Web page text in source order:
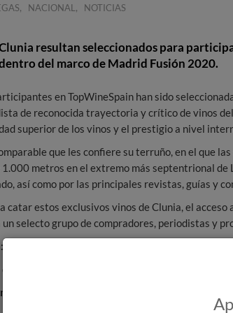
, NACIONAL , NOTICIAS
resultan seleccionados para
del marco de Madrid Fusión 2020.
en TopWineSpain han sido
de reconocida trayectoria y crítico de vinos
superior de los vinos y el prestigio a nivel
que les confiere su terruño, en el que
metros en el extremo más septentrional
así como por las principales revistas, guías y
catar estos exclusivos vinos de Clunia, el
selecto grupo de compradores, periodistas y
enero de 2020
14.1 de IFEM-Madrid